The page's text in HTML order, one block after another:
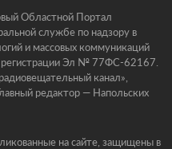
Областной Портал
службе по надзору в
и массовых коммуникаций
регистрации Эл № 77ФС-62167.
канал»,
редактор — Напольских
на сайте, защищены в